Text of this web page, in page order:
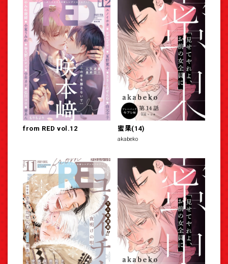
from RED vol.12 蜜果(14)
akabeko